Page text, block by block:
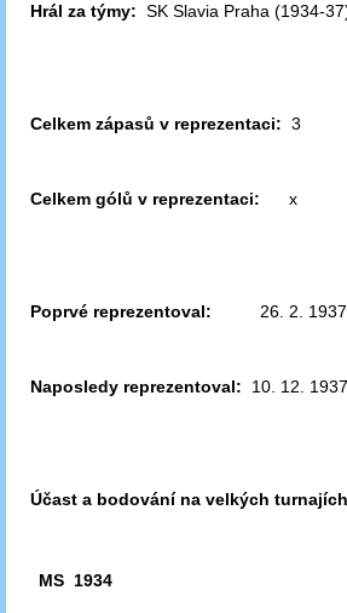
Hrál za týmy: SK Slavia Praha (1934-
Celkem zápasů v reprezentaci: 3
Celkem gólů v reprezentaci: x
Poprvé reprezentoval: 26. 2. 1937
Naposledy reprezentoval: 10. 12. 1937
Účast a bodování na velkých
MS 1934